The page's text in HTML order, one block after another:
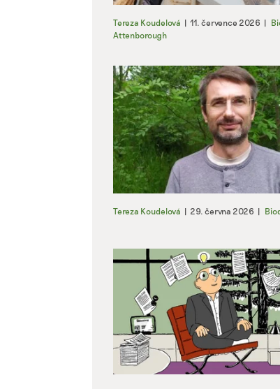
Tereza Koudelová | 11. července 2026 |
Attenborough
Tereza Koudelová | 29. června 2026 |